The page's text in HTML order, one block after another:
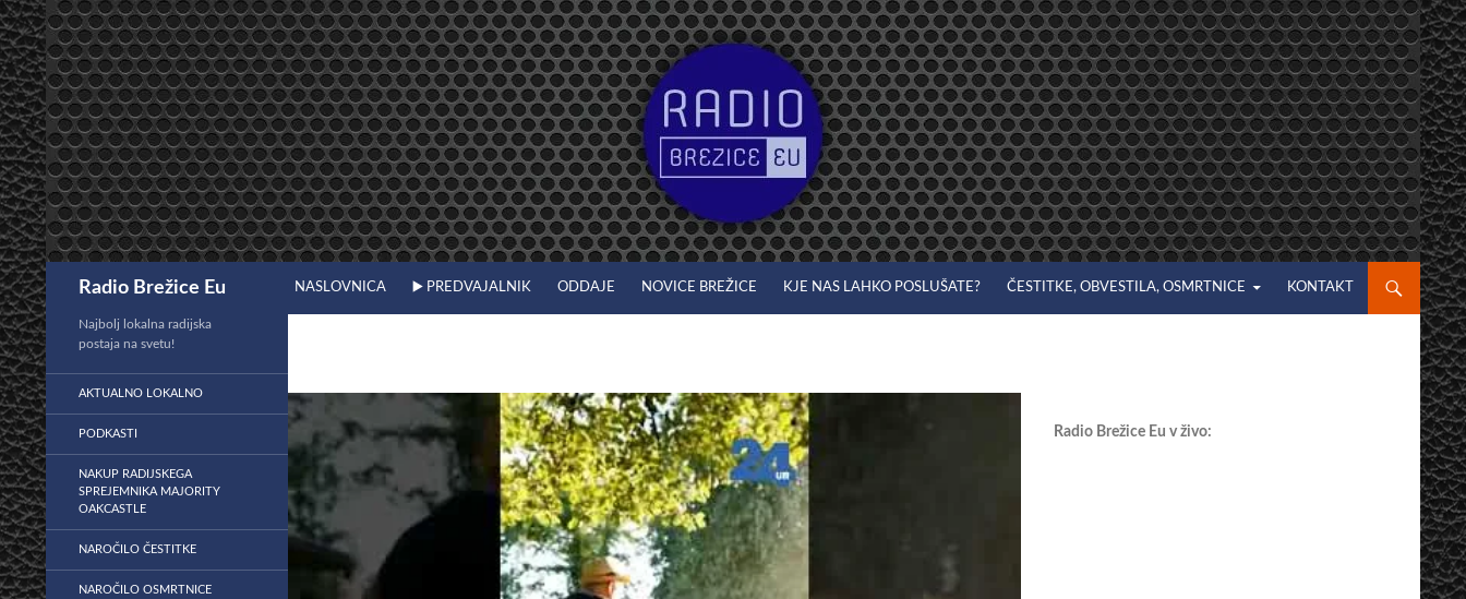
Preskoči
na
vsebino
Radio Brežice Eu NASLOVNICA ▶️ PREDVAJALNIK ODDAJE NOVICE BREŽICE KJE NAS LAHKO POSLUŠATE? ČESTITKE, OBVESTILA, OSMRTNICE KONTAKT
Radio Brežice Eu v živo:
Najbolj lokalna radijska
postaja na svetu!
AKTUALNO LOKALNO
PODKASTI
NAKUP RADIJSKEGA
SPREJEMNIKA MAJORITY
OAKCASTLE
NAROČILO ČESTITKE
NAROČILO OSMRTNICE